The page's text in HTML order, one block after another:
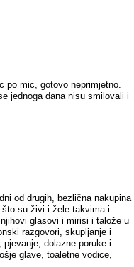
mic, gotovo neprimjetno.
jednoga dana nisu smilovali i
od drugih, bezlična nakupina
su živi i žele takvima i
glasovi i mirisi i talože u
razgovori, skupljanje i
dolazne poruke i
glave, toaletne vodice,